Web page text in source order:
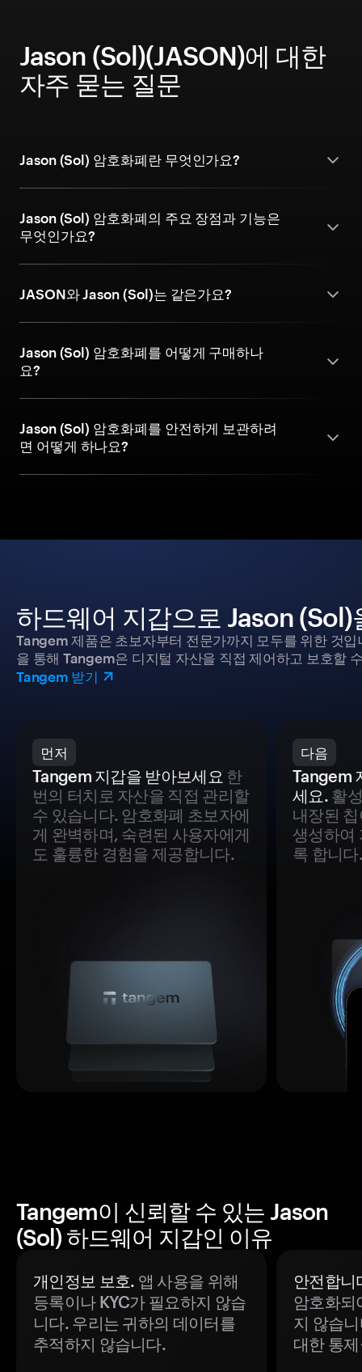
Jason (Sol)(JASON)에 대한
자주 묻는 질문
Jason (Sol) 암호화폐란 무엇인가요?
Jason (Sol) 암호화폐의 주요 장점과 기능은
무엇인가요?
JASON와 Jason (Sol)는 같은가요?
Jason (Sol) 암호화폐를 어떻게 구매하나
요?
Jason (Sol) 암호화폐를 안전하게 보관하려
면 어떻게 하나요?
하드웨어 지갑으로 Jason
Tangem 제품은 초보자부터 전문가까지 모두를 위한 것
을 통해 Tangem은 디지털 자산을 직접 제어하고 보호할
Tangem 받기
먼저
Tangem 지갑을 받아보세요 한
번의 터치로 자산을 직접 관리할
수 있습니다. 암호화폐 초보자에
게 완벽하며, 숙련된 사용자에게
도 훌륭한 경험을 제공합니다.
다음
Tangem
세요.활
내장된
생성하여
록 합니다.
Tangem이 신뢰할 수 있는 Jason
(Sol) 하드웨어 지갑인 이유
개인정보 보호. 앱 사용을 위해
등록이나 KYC가 필요하지 않습
니다. 우리는 귀하의 데이터를
추적하지 않습니다.
안전합니
암호화되
지 않습
대한 통